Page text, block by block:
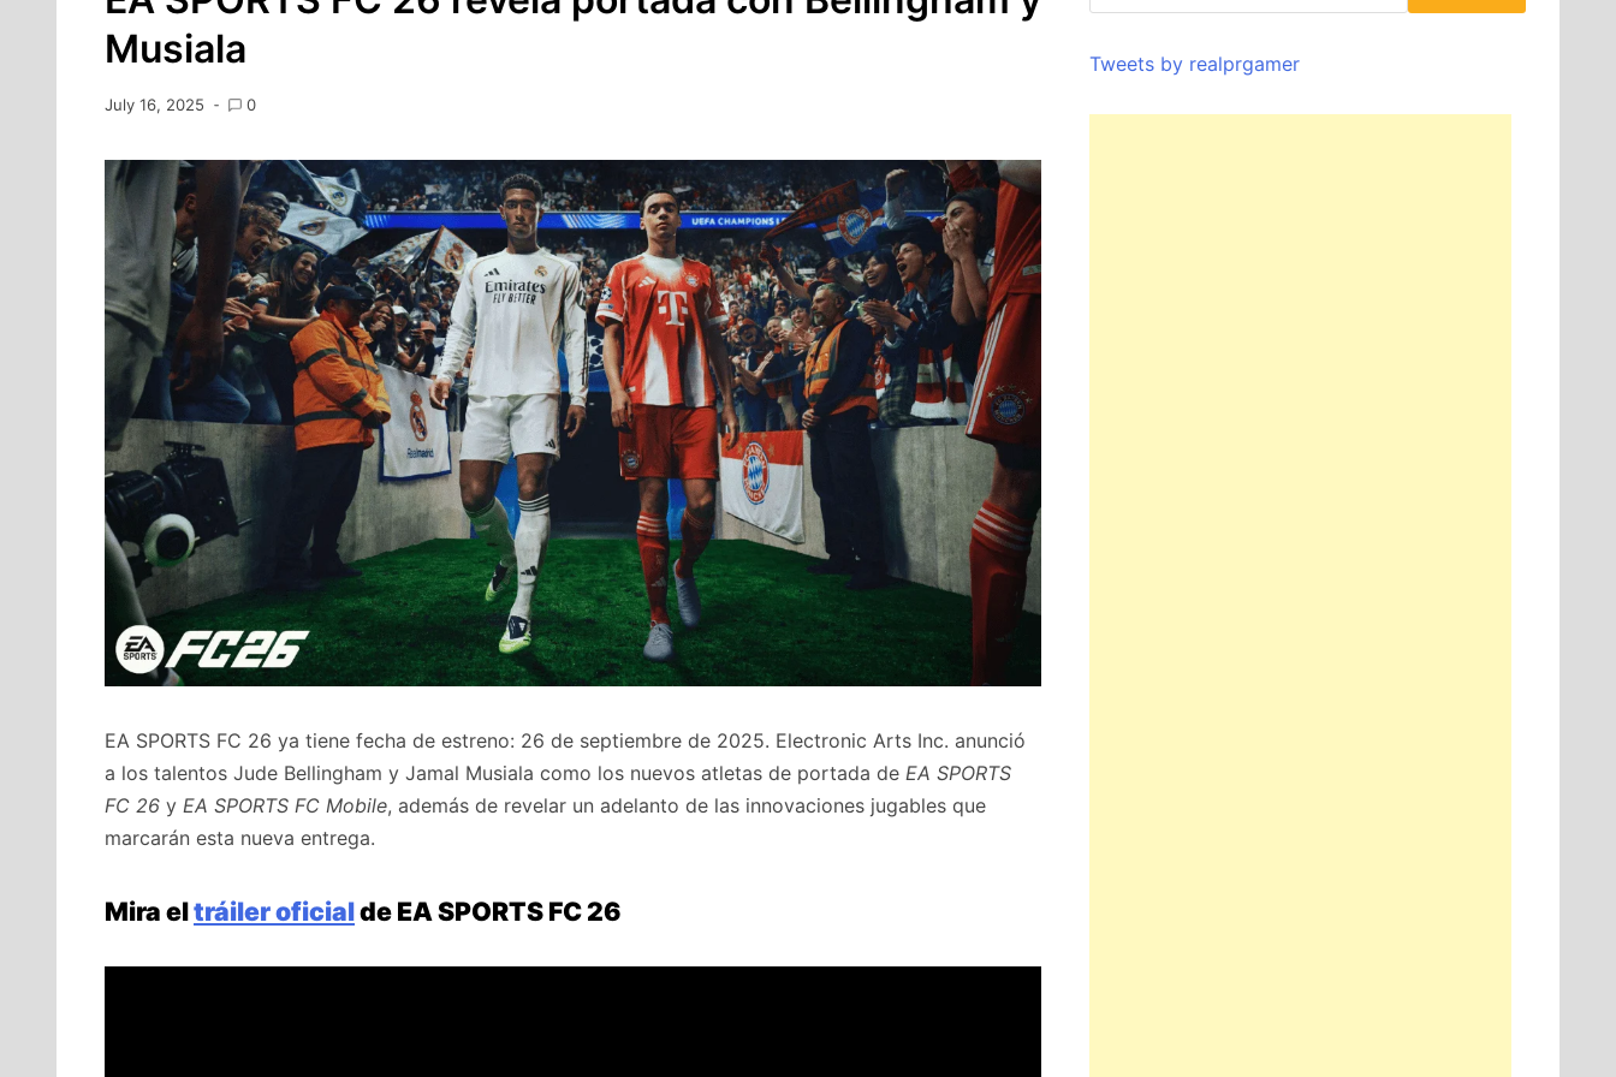
Musiala
July 16, 2025 0
EA SPORTS FC 26 ya tiene fecha de estreno: 26 de septiembre de 2025. Electronic Arts Inc. anunció
a los talentos Jude Bellingham y Jamal Musiala como los nuevos atletas de portada de EA SPORTS
FC 26 y EA SPORTS FC Mobile, además de revelar un adelanto de las innovaciones jugables que
marcarán esta nueva entrega.
Mira eltráiler oficialde EA SPORTS FC 26
Tweets by realprgamer